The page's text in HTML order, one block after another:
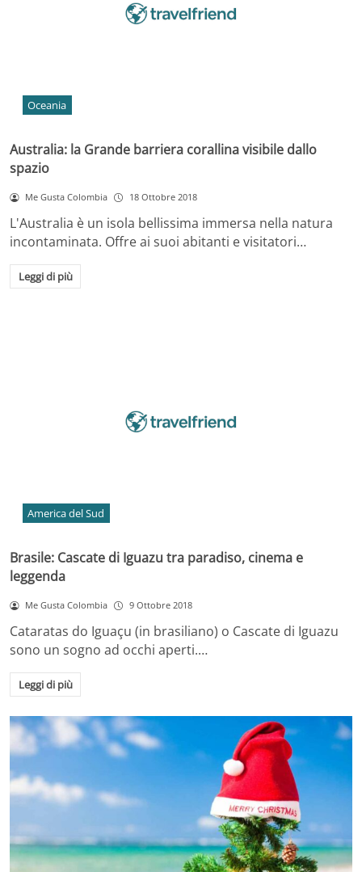
Oceania
Australia: la Grande barriera corallina visibile dallo
spazio
Me Gusta Colombia 18 Ottobre 2018
L'Australia è un isola bellissima immersa nella natura
incontaminata. Offre ai suoi abitanti e visitatori…
Leggi di più
America del Sud
Brasile: Cascate di Iguazu tra paradiso, cinema e
leggenda
Me Gusta Colombia 9 Ottobre 2018
Cataratas do Iguaçu (in brasiliano) o Cascate di Iguazu
sono un sogno ad occhi aperti.…
Leggi di più